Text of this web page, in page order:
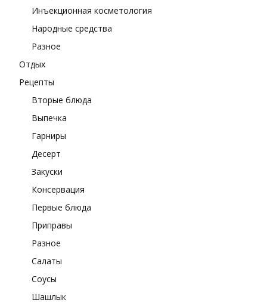
Инъекционная косметология
Народные средства
Разное
Отдых
Рецепты
Вторые блюда
Выпечка
Гарниры
Десерт
Закуски
Консервация
Первые блюда
Приправы
Разное
Салаты
Соусы
Шашлык